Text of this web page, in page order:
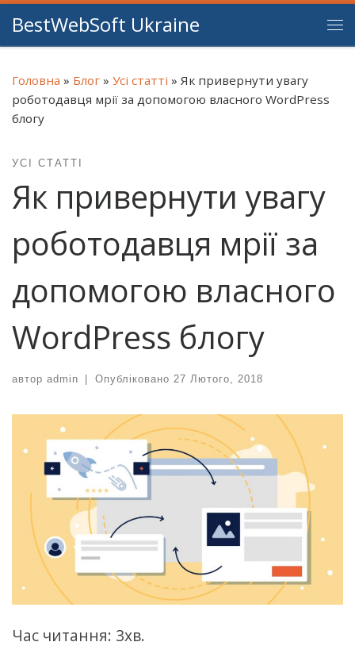
Перейти до вмісту
BestWebSoft Ukraine
Головна » Блог » Усі статті » Як привернути увагу
роботодавця мрії за допомогою власного WordPress
блогу
УСІ СТАТТІ
Як привернути увагу
роботодавця мрії за
допомогою власного
WordPress блогу
автор admin Опубліковано 27 Лютого, 2018
Час читання: 3хв.